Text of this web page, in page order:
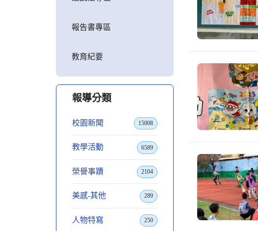
報告書專區
教育紀要
報導分類
校園新聞 15008
教學活動 6589
榮譽事蹟 2104
美感-其他 289
人物特寫 250